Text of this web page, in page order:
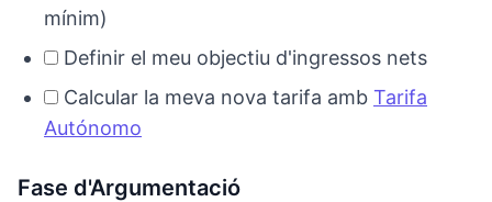
mínim)
Definir el meu objectiu d'ingressos nets
Calcular la meva nova tarifa amb Tarifa
Autónomo
Fase d'Argumentació